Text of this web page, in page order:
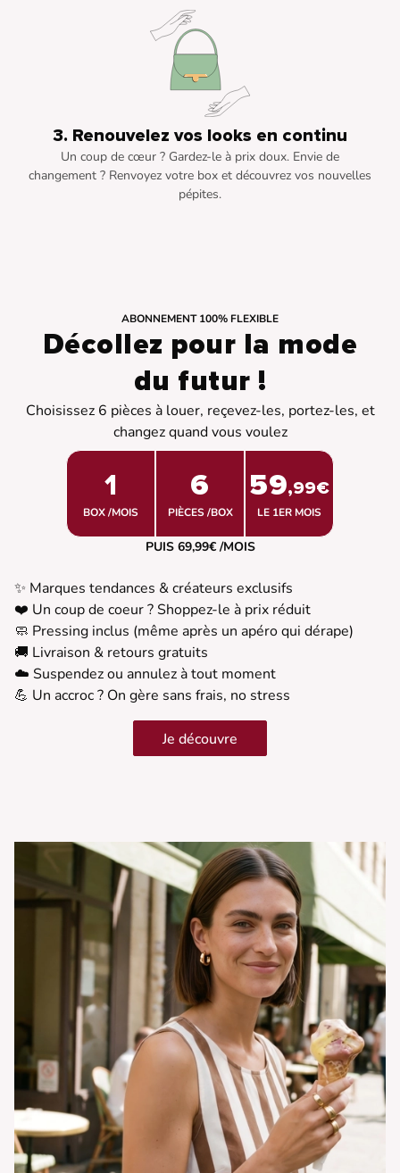
3. Renouvelez vos looks en continu
Un coup de cœur ? Gardez-le à prix doux. Envie de
changement ? Renvoyez votre box et découvrez vos nouvelles
pépites.
ABONNEMENT 100% FLEXIBLE
Décollez pour la mode
du futur !
Choisissez 6 pièces à louer, reçevez-les, portez-les, et
changez quand vous voulez
1
BOX /MOIS
6
PIÈCES /BOX
59,99€
LE 1ER MOIS
PUIS 69,99€ /MOIS
✨ Marques tendances & créateurs exclusifs
❤️ Un coup de coeur ? Shoppez-le à prix réduit
🧼 Pressing inclus (même après un apéro qui dérape)
🚚 Livraison & retours gratuits
☁️ Suspendez ou annulez à tout moment
💪 Un accroc ? On gère sans frais, no stress
Je découvre